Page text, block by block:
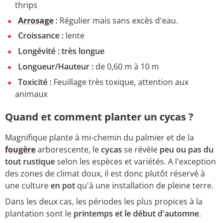
thrips
Arrosage : Régulier mais sans excès d'eau.
Croissance : lente
Longévité : très longue
Longueur/Hauteur : de 0,60 m à 10 m
Toxicité : Feuillage très toxique, attention aux
animaux
Quand et comment planter un cycas ?
Magnifique plante à mi-chemin du palmier et de la
fougèrearborescente, lecycas se révèle peu ou pas du
tout rustiqueselon les espèces et variétés. A l'exception
des zones de climat doux, il est donc plutôt réservé à
une cultureen pot qu'à une installation de pleine terre.
Dans les deux cas, les périodes les plus propices à la
plantation sont le printemps et le début d'automne.